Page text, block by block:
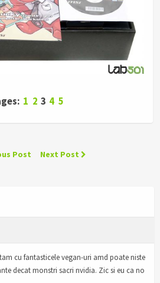
1 2 3 4 5
Post Next Post
cu fantasticele vegan-uri amd poate niste
decat monstri sacri nvidia. Zic si eu ca no